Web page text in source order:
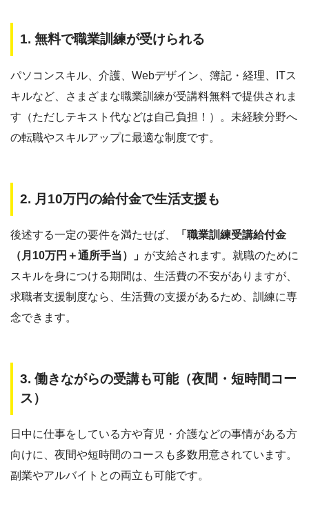
1. 無料で職業訓練が受けられる
パソコンスキル、介護、Webデザイン、簿記・経理、ITス
キルなど、さまざまな職業訓練が受講料無料で提供されま
す（ただしテキスト代などは自己負担！）。未経験分野へ
の転職やスキルアップに最適な制度です。
2. 月10万円の給付金で生活支援も
後述する一定の要件を満たせば、
「職業訓練受講給付金
（月10万円＋通所手当）」 が支給されます。就職のために
スキルを身につける期間は、生活費の不安がありますが、
求職者支援制度なら、生活費の支援があるため、訓練に専
念できます。
3. 働きながらの受講も可能（夜間・短時間コー
ス）
日中に仕事をしている方や育児・介護などの事情がある方
向けに、夜間や短時間のコースも多数用意されています。
副業やアルバイトとの両立も可能です。